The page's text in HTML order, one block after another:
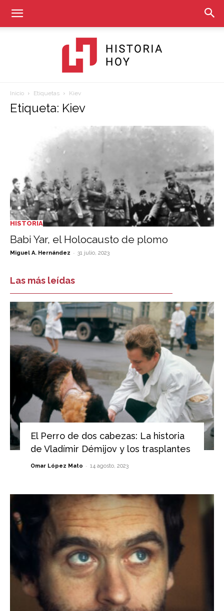
Hoy
Inicio Etiquetas Kiev
Etiqueta: Kiev
HISTORIA
Babi Yar, el Holocausto de plomo
Miguel A. Hernández - 31 julio, 2023
Las más leídas
El Perro de dos cabezas: La historia
de Vladímir Démijov y los trasplantes
Omar López Mato - 14 agosto, 2023